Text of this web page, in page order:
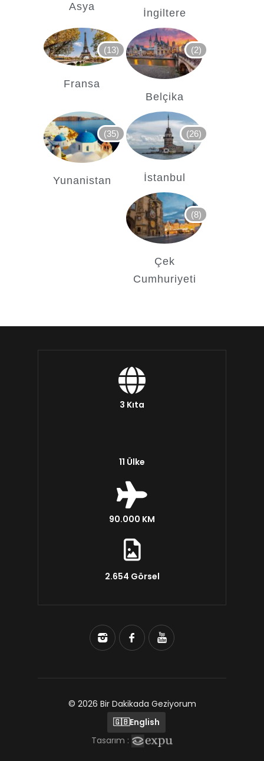
Asya
İngiltere
(13)
Fransa
(2)
Belçika
(35)
Yunanistan
(26)
İstanbul
(8)
Çek
Cumhuriyeti
3 Kıta
11 Ülke
90.000 KM
2.654 Görsel
© 2026 Bir Dakikada Geziyorum
🇬🇧English
Tasarım :